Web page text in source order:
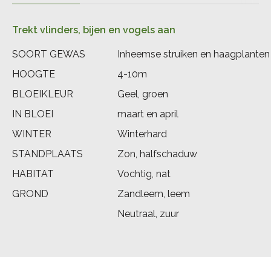
Trekt vlinders, bijen en vogels aan
SOORT GEWAS
Inheemse struiken en haagplanten
HOOGTE
4-10m
BLOEIKLEUR
Geel, groen
IN BLOEI
maart en april
WINTER
Winterhard
STANDPLAATS
Zon, halfschaduw
HABITAT
Vochtig, nat
GROND
Zandleem, leem
Neutraal, zuur